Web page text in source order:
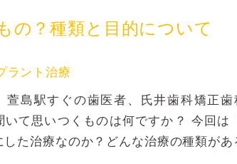
の？種類と目的について
ラント治療
島駅すぐの歯医者、氏井歯科矯正
いて思いつくものは何ですか？ 今回は
した治療なのか？どんな治療の種類があ